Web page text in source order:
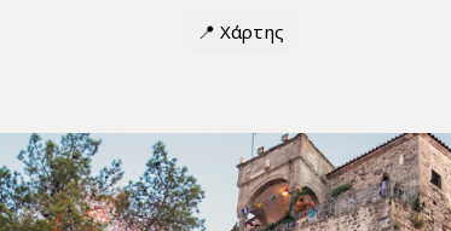
📍 Χάρτης